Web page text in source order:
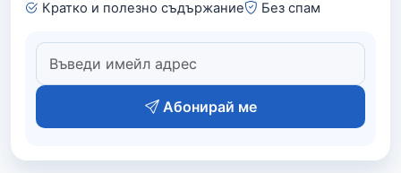
Кратко и полезно съдържание Без спам
Абонирай ме